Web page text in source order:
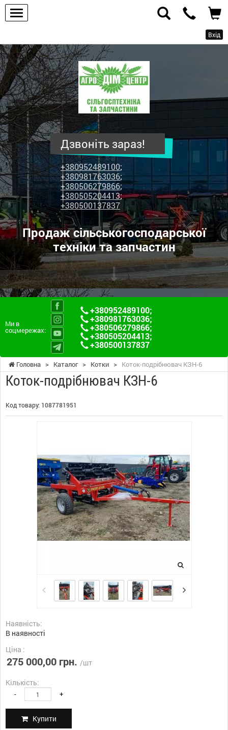
Вхід
ПП
"Агродім-
центр"
-
продаж
сільськогосподарської
техніки
та
запчастин
Дзвоніть зараз!
+380952489100;
+380981763036;
+380506279866;
+380505204413;
+380500137837
Продаж сільськогосподарської
техніки та запчастин
Ми в
соцмережах:
+380952489100;
+380981763036;
+380506279866;
+380505204413;
+380500137837
Головна > Каталог > Котки > Коток-подрібнювач КЗН-6
Коток-подрібнювач КЗН-6
Код товару: 1087781951
Наявність:
В наявності
Ціна :
275 000,00 грн. /шт
Кількість:
- +
Купити